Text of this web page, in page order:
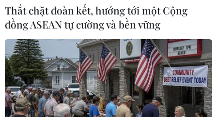
Thắt chặt đoàn kết, hướng tới một Cộng
đồng ASEAN tự cường và bền vững